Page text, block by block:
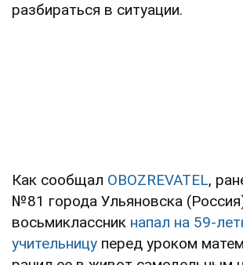
разбираться в ситуации.
Как сообщал OBOZREVATEL,
№81 города Ульяновска
восьмиклассник напал на 59-
учительницу перед уроком